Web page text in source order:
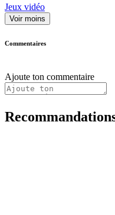
Jeux vidéo
Voir moins
Commentaires
Ajoute ton commentaire